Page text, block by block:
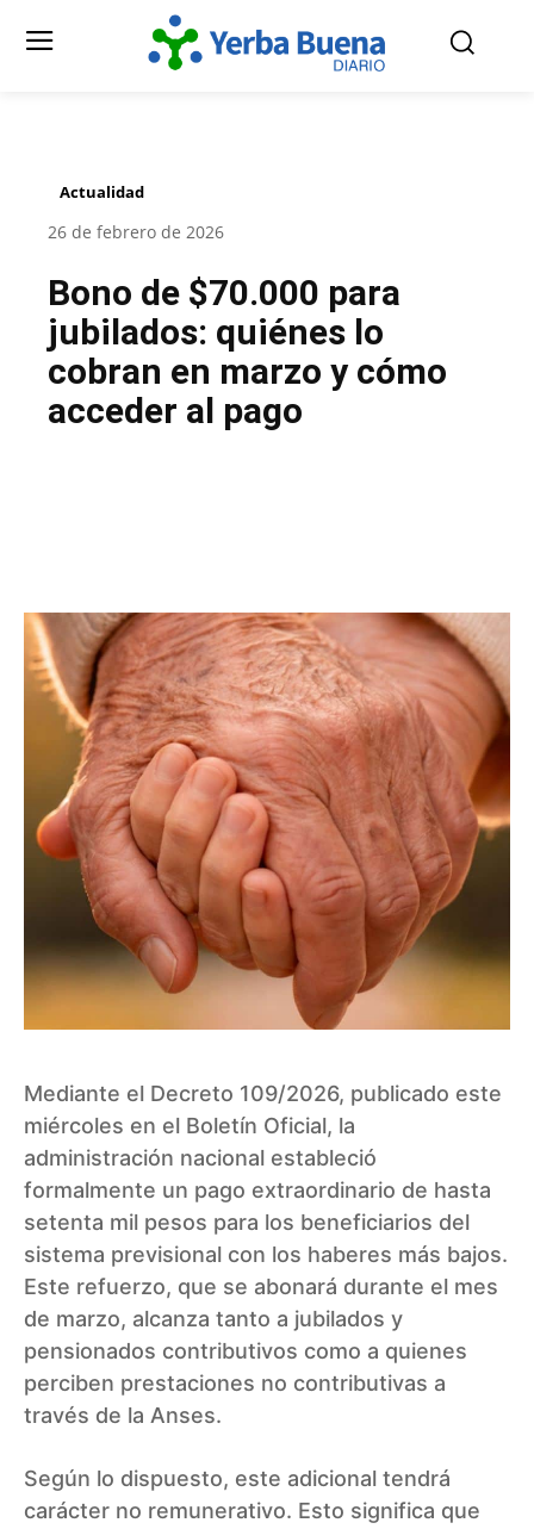
Actualidad
26 de febrero de 2026
Bono de $70.000 para
jubilados: quiénes lo
cobran en marzo y cómo
acceder al pago
Mediante el Decreto 109/2026, publicado este
miércoles en el Boletín Oficial, la
administración nacional estableció
formalmente un pago extraordinario de hasta
setenta mil pesos para los beneficiarios del
sistema previsional con los haberes más bajos.
Este refuerzo, que se abonará durante el mes
de marzo, alcanza tanto a jubilados y
pensionados contributivos como a quienes
perciben prestaciones no contributivas a
través de la Anses.
Según lo dispuesto, este adicional tendrá
carácter no remunerativo. Esto significa que